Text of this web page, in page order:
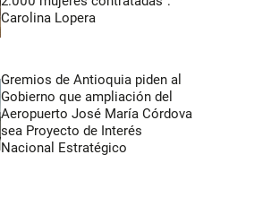
Carolina Lopera
Gremios de Antioquia piden al
Gobierno que ampliación del
Aeropuerto José María Córdova
sea Proyecto de Interés
Nacional Estratégico